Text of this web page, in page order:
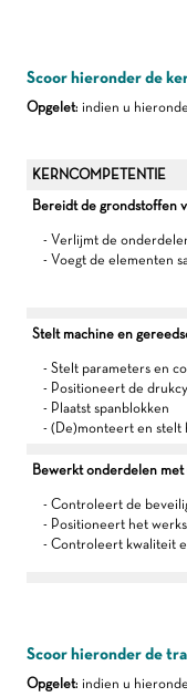
Scoor hieronder de
Opgelet: indien u
KERNCOMPETENTIE
Bereidt de grondstoffen
- Verlijmt de
- Voegt de elementen
Stelt machine en
- Stelt parameters en
- Positioneert de
- Plaatst spanblokken
- (De)monteert en stelt
Bewerkt onderdelen
- Controleert de
- Positioneert het
- Controleert kwaliteit
Scoor hieronder de
Opgelet: indien u